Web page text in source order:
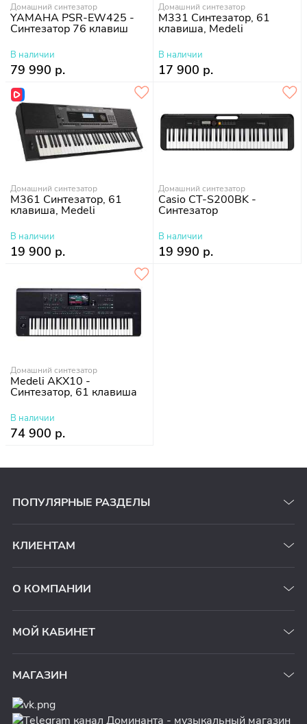
Домашний синтезатор
YAMAHA PSR-EW425 -
Синтезатор 76 клавиш
В наличии
79 990 р.
Домашний синтезатор
M331 Синтезатор, 61
клавиша, Medeli
В наличии
17 900 р.
Домашний синтезатор
M361 Синтезатор, 61
клавиша, Medeli
В наличии
19 900 р.
Домашний синтезатор
Casio CT-S200BK -
Синтезатор
В наличии
19 990 р.
Домашний синтезатор
Medeli AKX10 -
Синтезатор, 61 клавиша
В наличии
74 900 р.
ПОПУЛЯРНЫЕ РАЗДЕЛЫ
КЛИЕНТАМ
О КОМПАНИИ
МОЙ КАБИНЕТ
МАГАЗИН